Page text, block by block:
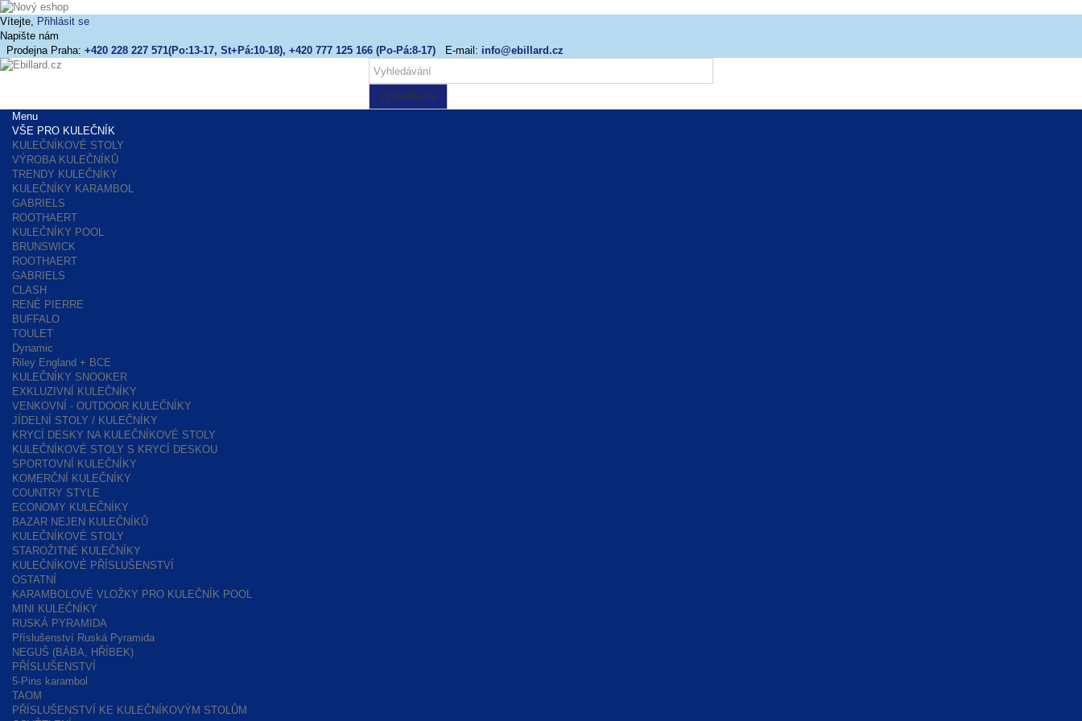
Vítejte, Přihlásit se
Napište nám
Prodejna Praha: +420 228 227 571(Po:13-17, St+Pá:10-18), +420 777 125 166 (Po-Pá:8-17) E-mail: info@ebillard.cz
Vyhledávání
Menu
VŠE PRO KULEČNÍK
KULEČNÍKOVÉ STOLY
VÝROBA KULEČNÍKŮ
TRENDY KULEČNÍKY
KULEČNÍKY KARAMBOL
GABRIELS
ROOTHAERT
KULEČNÍKY POOL
BRUNSWICK
ROOTHAERT
GABRIELS
CLASH
RENÉ PIERRE
BUFFALO
TOULET
Dynamic
Riley England + BCE
KULEČNÍKY SNOOKER
EXKLUZIVNÍ KULEČNÍKY
VENKOVNÍ - OUTDOOR KULEČNÍKY
JÍDELNÍ STOLY / KULEČNÍKY
KRYCÍ DESKY NA KULEČNÍKOVÉ STOLY
KULEČNÍKOVÉ STOLY S KRYCÍ DESKOU
SPORTOVNÍ KULEČNÍKY
KOMERČNÍ KULEČNÍKY
COUNTRY STYLE
ECONOMY KULEČNÍKY
BAZAR NEJEN KULEČNÍKŮ
KULEČNÍKOVÉ STOLY
STAROŽITNÉ KULEČNÍKY
KULEČNÍKOVÉ PŘÍSLUŠENSTVÍ
OSTATNÍ
KARAMBOLOVÉ VLOŽKY PRO KULEČNÍK POOL
MINI KULEČNÍKY
RUSKÁ PYRAMIDA
Příslušenství Ruská Pyramida
NEGUŠ (BÁBA, HŘÍBEK)
PŘÍSLUŠENSTVÍ
5-Pins karambol
TAOM
PŘÍSLUŠENSTVÍ KE KULEČNÍKOVÝM STOLŮM